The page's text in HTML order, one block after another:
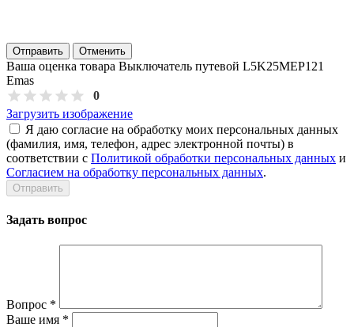
Отправить Отменить
Ваша оценка товара Выключатель путевой L5K25MEP121
Emas
0
Загрузить изображение
Я даю согласие на обработку моих персональных данных
(фамилия, имя, телефон, адрес электронной почты) в
соответствии с Политикой обработки персональных данных и
Согласием на обработку персональных данных.
Задать вопрос
Вопрос *
Ваше имя *